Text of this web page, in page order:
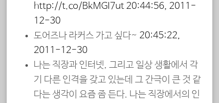
http://t.co/BkMGI7ut 20:44:56, 2011-
12-30
도어즈나 라커스 가고 싶다~ 20:45:22,
2011-12-30
나는 직장과 인터넷, 그리고 일상 생활에서 각
기 다른 인격을 갖고 있는데 그 간극이 큰 것 같
다는 생각이 요즘 좀 든다. 나는 직장에서의 인